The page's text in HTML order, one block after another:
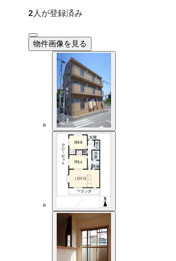
2人が登録済み
物件画像を見る